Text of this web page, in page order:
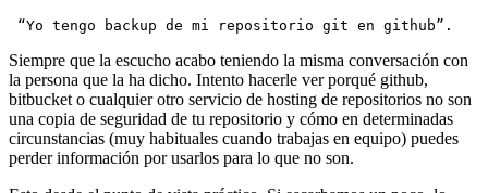
“Yo tengo backup de mi repositorio git en github”.
Siempre que la escucho acabo teniendo la misma conversación con
la persona que la ha dicho. Intento hacerle ver porqué github,
bitbucket o cualquier otro servicio de hosting de repositorios no son
una copia de seguridad de tu repositorio y cómo en determinadas
circunstancias (muy habituales cuando trabajas en equipo) puedes
perder información por usarlos para lo que no son.